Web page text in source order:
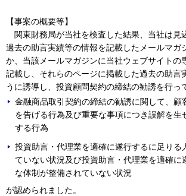
【事案の概要等】
関東財務局が当社を検査した結果、当社は見
過去の助言実績等の情報を記載したメールマガ
か、当該メールマガジンに当社ウェブサイトの
記載し、それらのページに掲載した過去の助言
うに誘導し、投資顧問契約の締結の勧誘を行っ
金融商品取引契約の締結の勧誘に関して、顧
を告げる行為及び重要な事項につき誤解を生
する行為
投資助言・代理業を適確に遂行するに足りる
ていない状況及び投資助言・代理業を適確に
な体制が整備されていない状況
が認められました。